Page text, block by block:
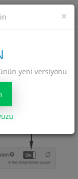
olduğunuzda -
site ayarlarında
×
yeni versiyonu